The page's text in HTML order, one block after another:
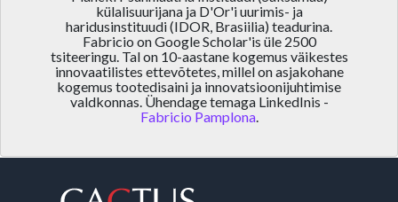
külalisuurijana ja D'Or'i uurimis- ja
haridusinstituudi (IDOR, Brasiilia) teadurina.
Fabricio on Google Scholar'is üle 2500
tsiteeringu. Tal on 10-aastane kogemus väikestes
innovaatilistes ettevõtetes, millel on asjakohane
kogemus tootedisaini ja innovatsioonijuhtimise
valdkonnas. Ühendage temaga LinkedInis -
Fabricio Pamplona.